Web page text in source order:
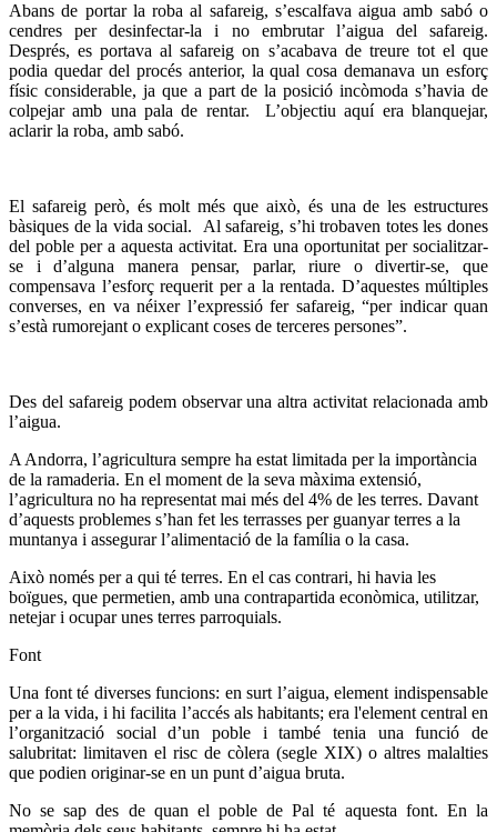
Abans de portar la roba al safareig, s’escalfava aigua amb sabó o
cendres per desinfectar-la i no embrutar l’aigua del safareig.
Després, es portava al safareig on s’acabava de treure tot el que
podia quedar del procés anterior, la qual cosa demanava un esforç
físic considerable, ja que a part de la posició incòmoda s’havia de
colpejar amb una pala de rentar. L’objectiu aquí era blanquejar,
aclarir la roba, amb sabó.
El safareig però, és molt més que això, és una de les estructures
bàsiques de la vida social. Al safareig, s’hi trobaven totes les dones
del poble per a aquesta activitat. Era una oportunitat per socialitzar-
se i d’alguna manera pensar, parlar, riure o divertir-se, que
compensava l’esforç requerit per a la rentada. D’aquestes múltiples
converses, en va néixer l’expressió fer safareig, “per indicar quan
s’està rumorejant o explicant coses de terceres persones”.
Des del safareig podem observar una altra activitat relacionada amb
l’aigua.
A Andorra, l’agricultura sempre ha estat limitada per la importància
de la ramaderia. En el moment de la seva màxima extensió,
l’agricultura no ha representat mai més del 4% de les terres. Davant
d’aquests problemes s’han fet les terrasses per guanyar terres a la
muntanya i assegurar l’alimentació de la família o la casa.
Això només per a qui té terres. En el cas contrari, hi havia les
boïgues, que permetien, amb una contrapartida econòmica, utilitzar,
netejar i ocupar unes terres parroquials.
Font
Una font té diverses funcions: en surt l’aigua, element indispensable
per a la vida, i hi facilita l’accés als habitants; era l'element central en
l’organització social d’un poble i també tenia una funció de
salubritat: limitaven el risc de còlera (segle XIX) o altres malalties
que podien originar-se en un punt d’aigua bruta.
No se sap des de quan el poble de Pal té aquesta font. En la